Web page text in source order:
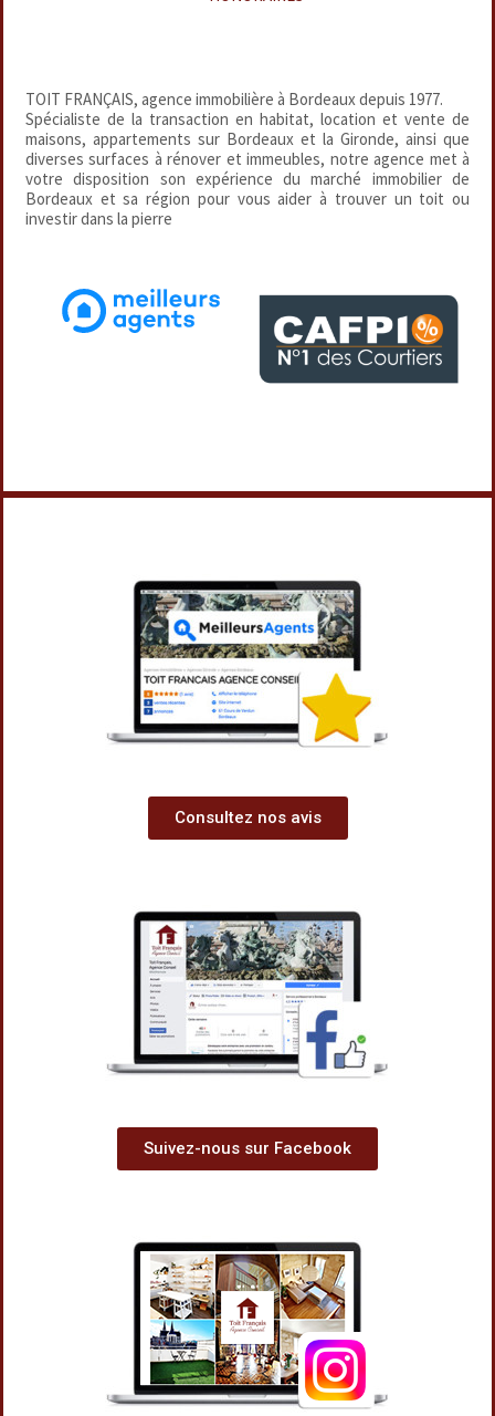
TOIT FRANÇAIS, agence immobilière à Bordeaux depuis 1977.
Spécialiste de la transaction en habitat, location et vente de
maisons, appartements sur Bordeaux et la Gironde, ainsi que
diverses surfaces à rénover et immeubles, notre agence met à
votre disposition son expérience du marché immobilier de
Bordeaux et sa région pour vous aider à trouver un toit ou
investir dans la pierre
Consultez nos avis
Suivez-nous sur Facebook